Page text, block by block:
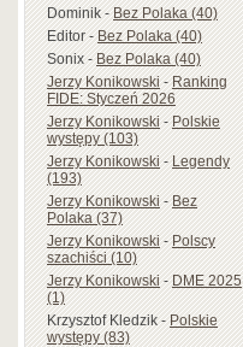
Dominik-Bez Polaka (40)
Editor-Bez Polaka (40)
Sonix-Bez Polaka (40)
Jerzy Konikowski-Ranking
FIDE: Styczeń 2026
Jerzy Konikowski-Polskie
występy (103)
Jerzy Konikowski-Legendy
(193)
Jerzy Konikowski-Bez
Polaka (37)
Jerzy Konikowski-Polscy
szachiści (10)
Jerzy Konikowski-DME 2025
(1)
Krzysztof Kledzik-Polskie
występy (83)